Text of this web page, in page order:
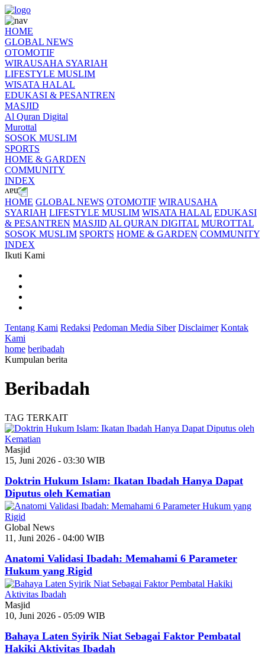
HOME
GLOBAL NEWS
OTOMOTIF
WIRAUSAHA SYARIAH
LIFESTYLE MUSLIM
WISATA HALAL
EDUKASI & PESANTREN
MASJID
Al Quran Digital
Murottal
SOSOK MUSLIM
SPORTS
HOME & GARDEN
COMMUNITY
INDEX
HOME GLOBAL NEWS OTOMOTIF WIRAUSAHA
SYARIAH LIFESTYLE MUSLIM WISATA HALAL EDUKASI
& PESANTREN MASJID AL QURAN DIGITAL MUROTTAL
SOSOK MUSLIM SPORTS HOME & GARDEN COMMUNITY
INDEX
Ikuti Kami
Tentang Kami Redaksi Pedoman Media Siber Disclaimer Kontak
Kami
home beribadah
Kumpulan berita
Beribadah
TAG TERKAIT
Masjid
15, Juni 2026 - 03:30 WIB
Doktrin Hukum Islam: Ikatan Ibadah Hanya Dapat
Diputus oleh Kematian
Global News
11, Juni 2026 - 04:00 WIB
Anatomi Validasi Ibadah: Memahami 6 Parameter
Hukum yang Rigid
Masjid
10, Juni 2026 - 05:09 WIB
Bahaya Laten Syirik Niat Sebagai Faktor Pembatal
Hakiki Aktivitas Ibadah